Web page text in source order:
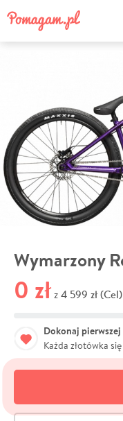
Wymarzony
0 zł z 4 599 zł (Cel)
Dokonaj pierwszej
Każda złotówka